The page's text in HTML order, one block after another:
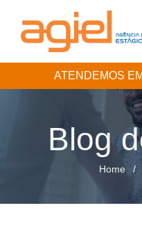
ATENDEMOS
Blog
Home